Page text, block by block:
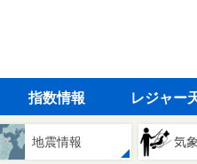
指数情報 レジャー
地震情報 気